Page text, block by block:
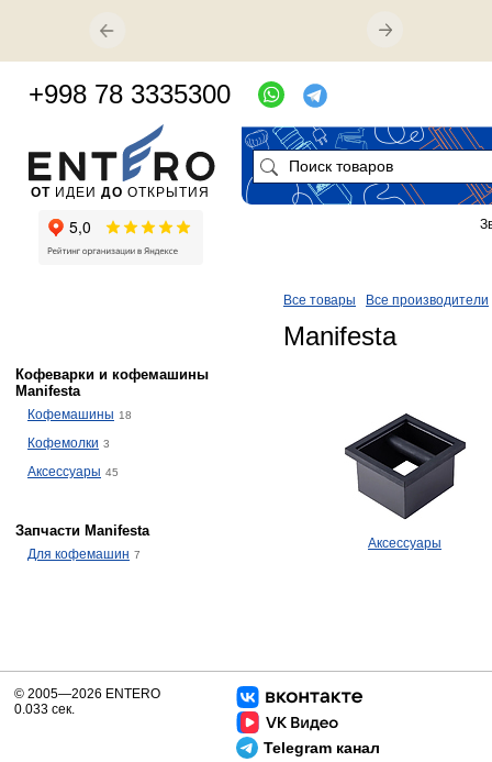
Все товары Все производители
Manifesta
Аксессуары
Кофеварки и кофемашины
Manifesta
Кофемашины 18
Кофемолки 3
Аксессуары 45
Запчасти Manifesta
Для кофемашин 7
ОТ ИДЕИ ДО ОТКРЫТИЯ
+998 78 3335300
Telegram канал
© 2005—2026 ENTERO
0.033 сек.